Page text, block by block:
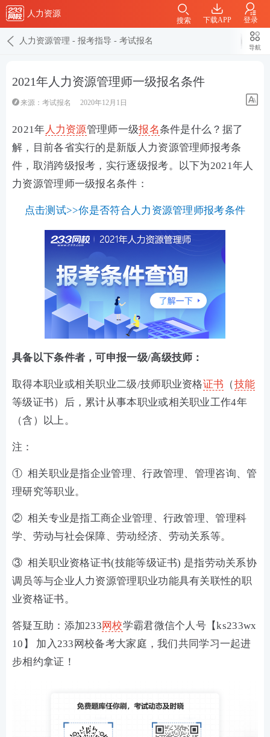
人力资源
下载APP 登录
搜索
人力资源管理 - 报考指导 - 考试报名
导航
2021年人力资源管理师一级报名条件
来源： 考试报名 2020年12月1日
2021年 人力资源管理师一级报名条件是什么？据了
解，目前各省实行的是新版人力资源管理师报考条
件，取消跨级报考，实行逐级报考。以下为2021年人
力资源管理师一级报名条件：
点击测试>>你是否符合人力资源管理师报考条件
具备以下条件者，可申报一级/高级技师：
取得本职业或相关职业二级/技师职业资格证书 （技能
等级证书）后，累计从事本职业或相关职业工作4年
（含）以上。
注：
① 相关职业是指企业管理、行政管理、管理咨询、管
理研究等职业。
② 相关专业是指工商企业管理、行政管理、管理科
学、劳动与社会保障、劳动经济、劳动关系等。
③ 相关职业资格证书(技能等级证书) 是指劳动关系协
调员等与企业人力资源管理职业功能具有关联性的职
业资格证书。
答疑互助：添加233网校学霸君微信个人号【ks233wx
10】 加入233网校备考大家庭，我们共同学习一起进
步相约拿证！